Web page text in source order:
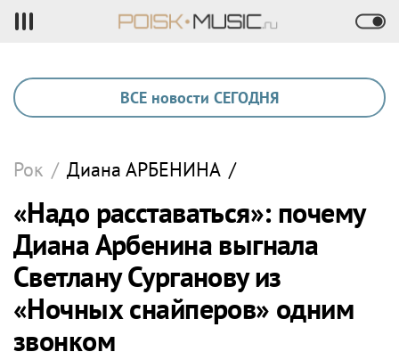
ВСЕ новости СЕГОДНЯ
Рок / Диана АРБЕНИНА /
«Надо расставаться»: почему
Диана Арбенина выгнала
Светлану Сурганову из
«Ночных снайперов» одним
звонком